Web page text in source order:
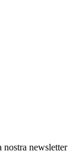
newsletter